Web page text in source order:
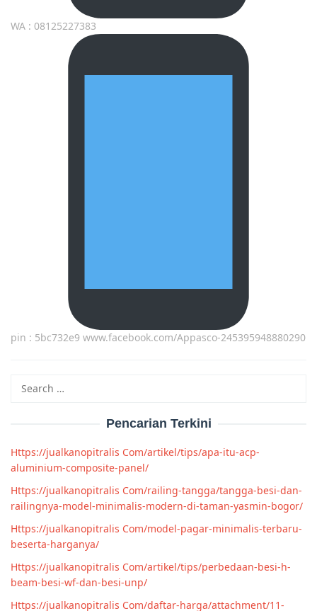
WA : 08125227383
pin : 5bc732e9 www.facebook.com/Appasco-245395948880290
for:
Pencarian Terkini
Https://jualkanopitralis Com/artikel/tips/apa-itu-acp-
aluminium-composite-panel/
Https://jualkanopitralis Com/railing-tangga/tangga-besi-dan-
railingnya-model-minimalis-modern-di-taman-yasmin-bogor/
Https://jualkanopitralis Com/model-pagar-minimalis-terbaru-
beserta-harganya/
Https://jualkanopitralis Com/artikel/tips/perbedaan-besi-h-
beam-besi-wf-dan-besi-unp/
Https://jualkanopitralis Com/daftar-harga/attachment/11-